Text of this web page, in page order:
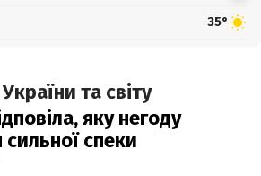
35°
та світу
яку негоду
сильної спеки